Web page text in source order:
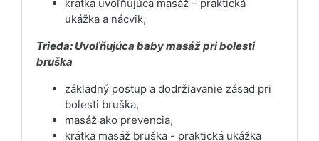
krátka uvoľňujúca masáž – praktická
ukážka a nácvik,
Trieda: Uvoľňujúca baby masáž pri bolesti
bruška
základný postup a dodržiavanie zásad pri
bolesti bruška,
masáž ako prevencia,
krátka masáž bruška - praktická ukážka